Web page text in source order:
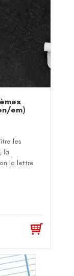
em)
les
la
la lettre